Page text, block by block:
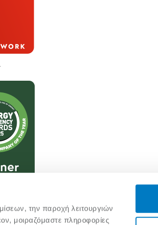
την παροχή λειτουργιών
μοιραζόμαστε πληροφορίες